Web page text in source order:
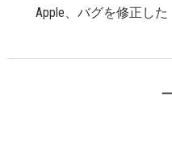
Apple、バグを修正した